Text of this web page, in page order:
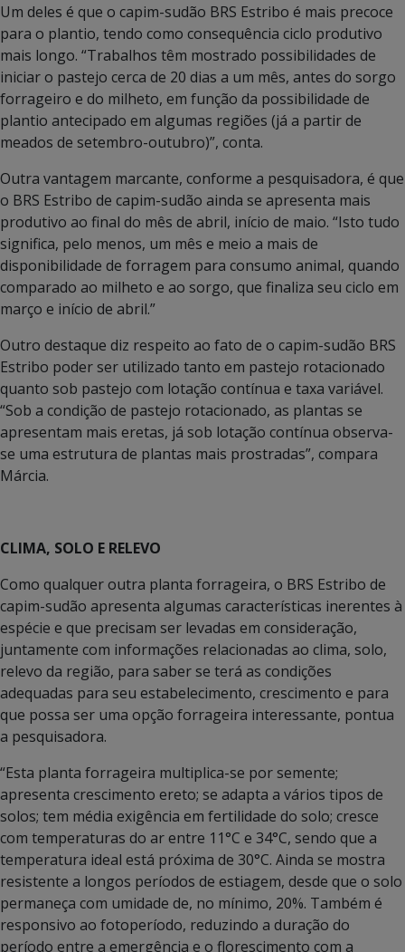
Um deles é que o capim-sudão BRS Estribo é mais precoce
para o plantio, tendo como consequência ciclo produtivo
mais longo. “Trabalhos têm mostrado possibilidades de
iniciar o pastejo cerca de 20 dias a um mês, antes do sorgo
forrageiro e do milheto, em função da possibilidade de
plantio antecipado em algumas regiões (já a partir de
meados de setembro-outubro)”, conta.
Outra vantagem marcante, conforme a pesquisadora, é que
o BRS Estribo de capim-sudão ainda se apresenta mais
produtivo ao final do mês de abril, início de maio. “Isto tudo
significa, pelo menos, um mês e meio a mais de
disponibilidade de forragem para consumo animal, quando
comparado ao milheto e ao sorgo, que finaliza seu ciclo em
março e início de abril.”
Outro destaque diz respeito ao fato de o capim-sudão BRS
Estribo poder ser utilizado tanto em pastejo rotacionado
quanto sob pastejo com lotação contínua e taxa variável.
“Sob a condição de pastejo rotacionado, as plantas se
apresentam mais eretas, já sob lotação contínua observa-
se uma estrutura de plantas mais prostradas”, compara
Márcia.
CLIMA, SOLO E RELEVO
Como qualquer outra planta forrageira, o BRS Estribo de
capim-sudão apresenta algumas características inerentes à
espécie e que precisam ser levadas em consideração,
juntamente com informações relacionadas ao clima, solo,
relevo da região, para saber se terá as condições
adequadas para seu estabelecimento, crescimento e para
que possa ser uma opção forrageira interessante, pontua
a pesquisadora.
“Esta planta forrageira multiplica-se por semente;
apresenta crescimento ereto; se adapta a vários tipos de
solos; tem média exigência em fertilidade do solo; cresce
com temperaturas do ar entre 11°C e 34°C, sendo que a
temperatura ideal está próxima de 30°C. Ainda se mostra
resistente a longos períodos de estiagem, desde que o solo
permaneça com umidade de, no mínimo, 20%. Também é
responsivo ao fotoperíodo, reduzindo a duração do
período entre a emergência e o florescimento com a